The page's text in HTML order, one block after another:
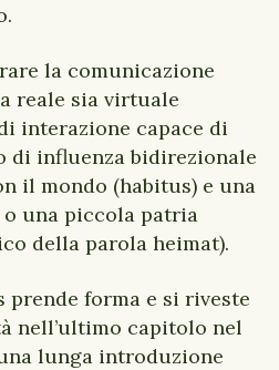
la comunicazione
reale sia virtuale
interazione capace di
di influenza bidirezionale
il mondo (habitus) e una
una piccola patria
della parola heimat).
prende forma e si riveste
nell’ultimo capitolo nel
lunga introduzione